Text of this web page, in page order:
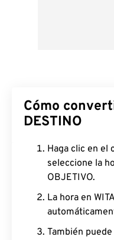
Cómo
DESTINO
Haga clic en el
seleccione la
OBJETIVO.
La hora en
También